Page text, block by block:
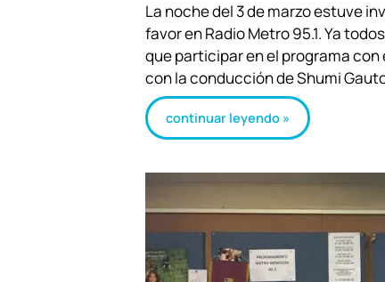
La noche del 3 de marzo estuve
favor en Radio Metro 95.1. Ya
que participar en el programa
con la conducción de Shumi
continuar leyendo »